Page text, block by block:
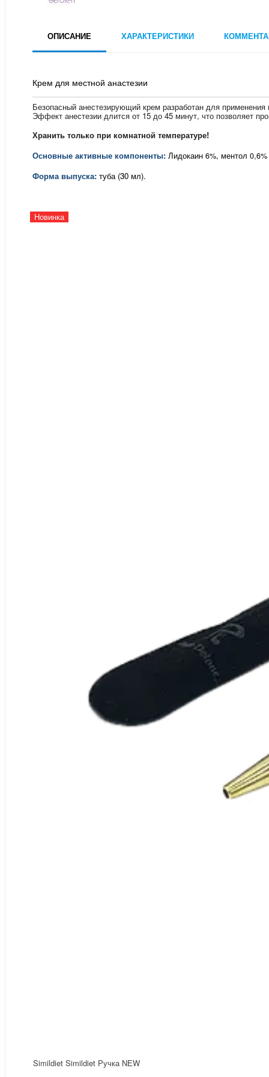
ОПИСАНИЕ ХАРАКТЕРИСТИКИ
Крем для местной анастезии
Безопасный анестезирующий крем разработан для применения
Эффект анестезии длится от 15 до 45 минут, что позволяет
Хранить только при комнатной температуре!
Основные активные компоненты: Лидокаин 6%, ментол 0,6%
Форма выпуска: туба (30 мл).
Новинка
Simildiet Simildiet Ручка NEW